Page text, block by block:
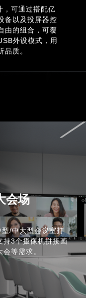
可通过搭配亿
备以及投屏器控
由的组合，可覆
外设模式，用
质。
会场
/中大型会议室打
持3个摄像机拼接画
等需求。